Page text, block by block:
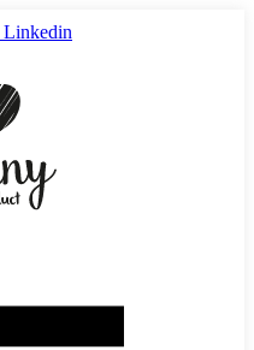
Linkedin